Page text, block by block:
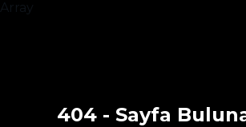
Array
404 - Sayfa